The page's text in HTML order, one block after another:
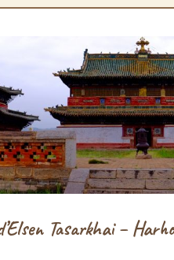
Tasarkhai –